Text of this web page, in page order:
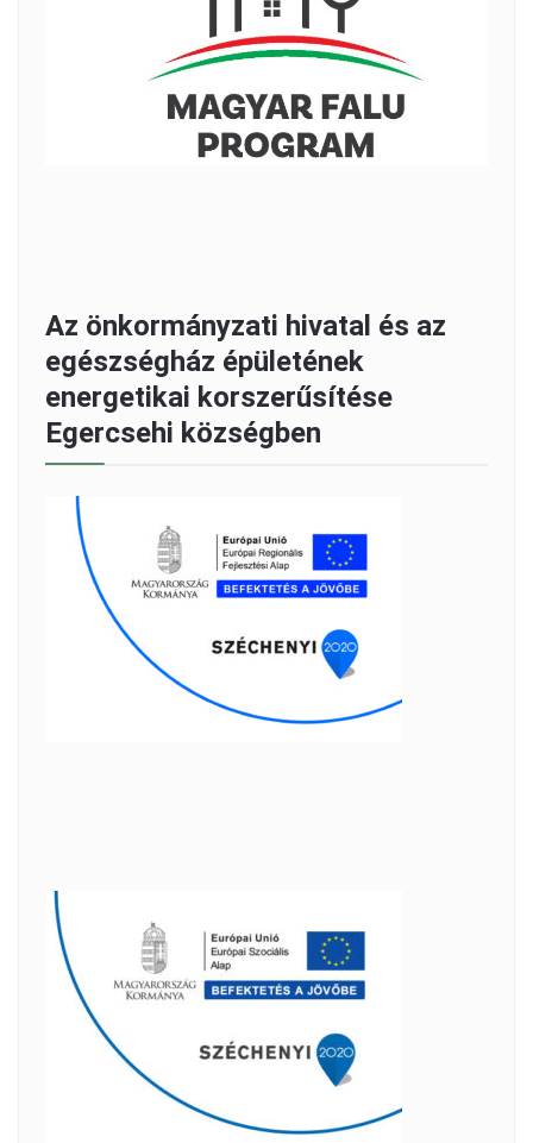
Az önkormányzati hivatal és az
egészségház épületének
energetikai korszerűsítése
Egercsehi községben